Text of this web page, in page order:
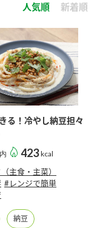
味酢
ん酢
用調味料
れ
人気順 新着順
る！冷やし納豆担々
423 kcal
主食・主菜）
#レンジで簡単
納豆